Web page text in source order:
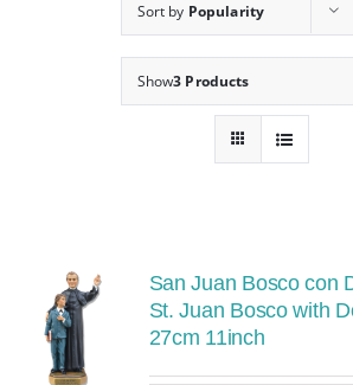
Experiencia
ES_ES
Sort by Popularity
Show3 Products
San Juan Bosco con
St. Juan Bosco with
27cm 11inch